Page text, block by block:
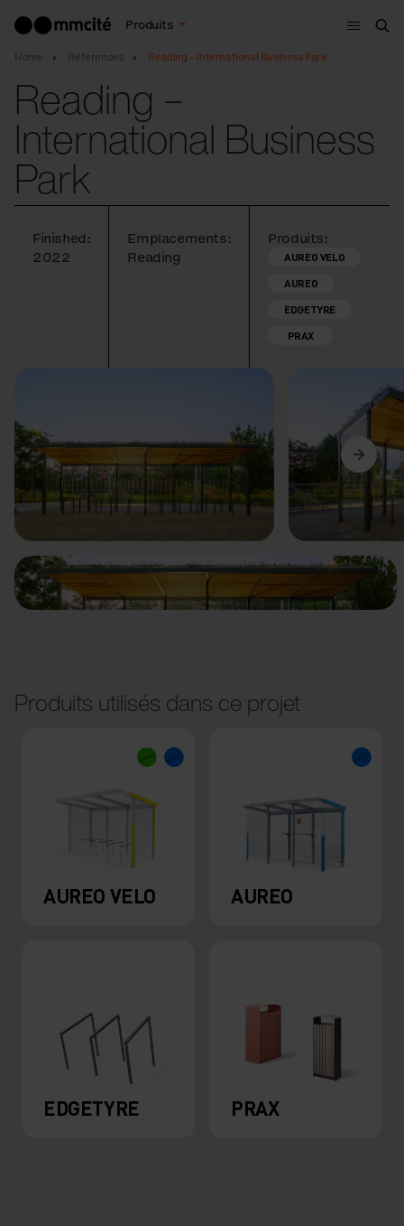
Produits
Menu
Home Références Reading – International Business Park
Reading –
International Business
Park
Finished:
2022
Emplacements:
Reading
Produits:
AUREO VELO
AUREO
EDGETYRE
PRAX
Précédent Suivant
Produits utilisés dans ce projet
AUREO VELO AUREO
EDGETYRE PRAX